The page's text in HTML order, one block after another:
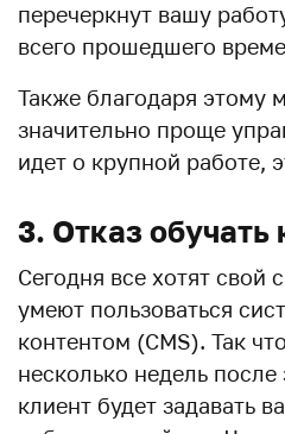
перечеркнут вашу
всего прошедшего
Также благодаря этому
значительно проще
идет о крупной работе,
3. Отказ обучать
Сегодня все хотят свой
умеют пользоваться
контентом (CMS). Так
несколько недель
клиент будет задавать